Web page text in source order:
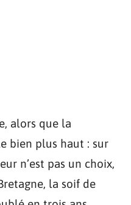
alors que la
bien plus haut : sur
n’est pas un choix,
la soif de